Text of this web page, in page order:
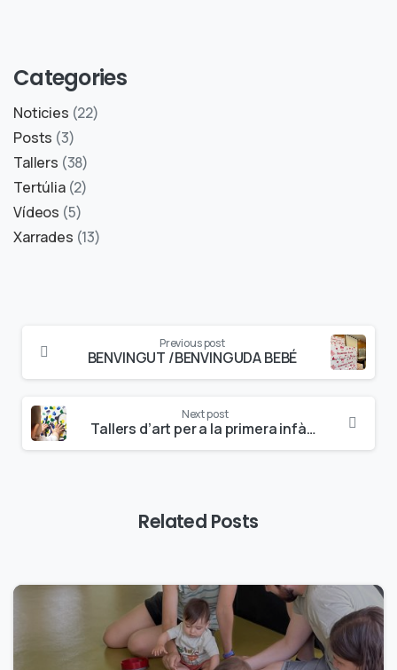
Categories
Noticies (22)
Posts (3)
Tallers (38)
Tertúlia(2)
Vídeos (5)
Xarrades (13)
Previous post
BENVINGUT /BENVINGUDA BEBÉ
Next post
Tallers d’art per a la primera infància
Related Posts
0